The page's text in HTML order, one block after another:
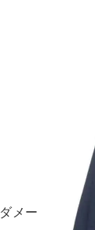
メー